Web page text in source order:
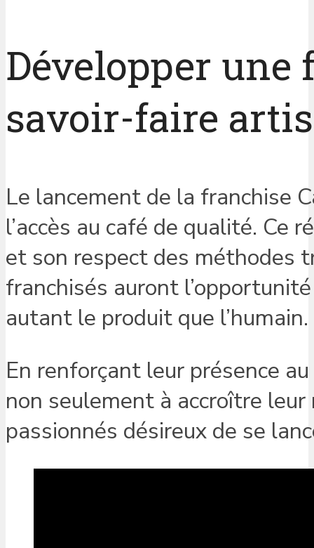
Développer une
savoir-faire
Le lancement de la franchise
l’accès au café de qualité. Ce
et son respect des méthodes
franchisés auront
autant le produit que l’humain.
En renforçant leur présence
non seulement à accroître
passionnés désireux de se